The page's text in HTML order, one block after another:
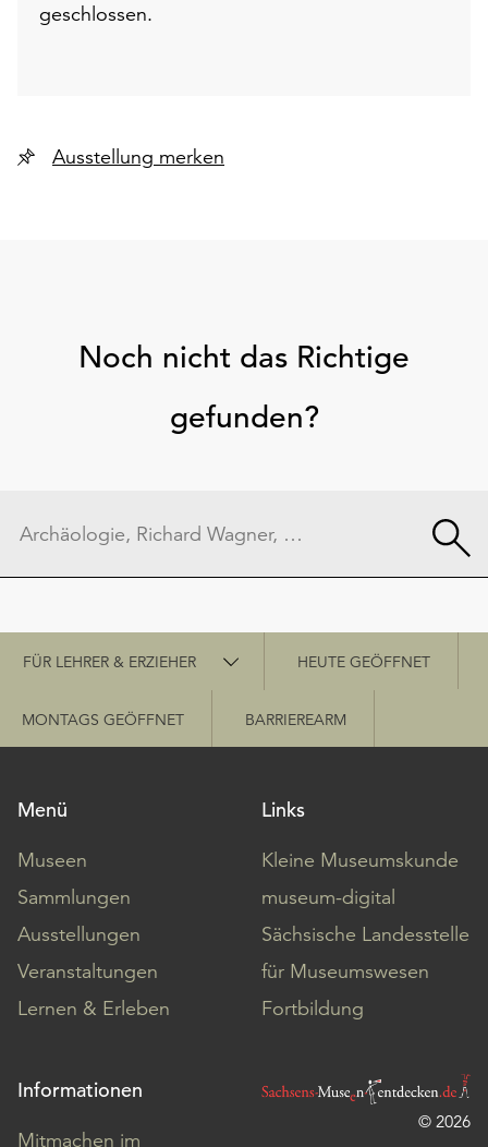
geschlossen.
Ausstellung merken
Noch nicht das Richtige
gefunden?
Schnellzugriff
FÜR LEHRER & ERZIEHER HEUTE GEÖFFNET
MONTAGS GEÖFFNET BARRIEREARM
Menü
Museen
Sammlungen
Ausstellungen
Veranstaltungen
Lernen & Erleben
Links
Kleine Museumskunde
museum-digital
Sächsische Landesstelle
für Museumswesen
Fortbildung
Informationen
Mitmachen im
© 2026